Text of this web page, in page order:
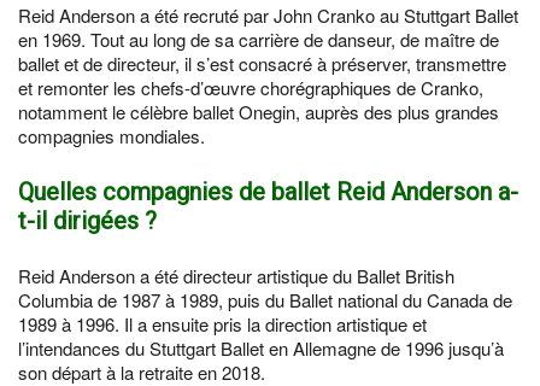
Reid Anderson a été recruté par John Cranko au Stuttgart Ballet
en 1969. Tout au long de sa carrière de danseur, de maître de
ballet et de directeur, il s’est consacré à préserver, transmettre
et remonter les chefs-d’œuvre chorégraphiques de Cranko,
notamment le célèbre ballet Onegin, auprès des plus grandes
compagnies mondiales.
Quelles compagnies de ballet Reid Anderson a-
t-il dirigées ?
Reid Anderson a été directeur artistique du Ballet British
Columbia de 1987 à 1989, puis du Ballet national du Canada de
1989 à 1996. Il a ensuite pris la direction artistique et
l’intendances du Stuttgart Ballet en Allemagne de 1996 jusqu’à
son départ à la retraite en 2018.